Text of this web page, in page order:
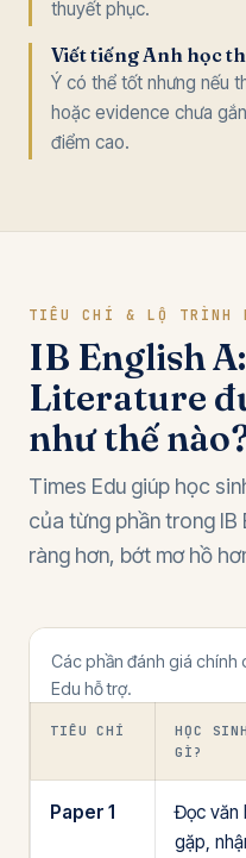
thuyết phục.
Viết tiếng Anh học
Ý có thể tốt nhưng nếu
hoặc evidence chưa
điểm cao.
TIÊU CHÍ & LỘ TRÌNH
IB English
Literature
như thế
Times Edu giúp học
của từng phần trong IB
ràng hơn, bớt mơ hồ
Các phần đánh giá chính
Edu hỗ trợ.
TIÊU CHÍ
HỌC
GÌ?
Paper 1
Đọc văn
gặp,